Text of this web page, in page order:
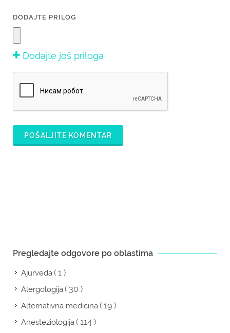
DODAJTE PRILOG
Dodajte još priloga
POŠALJITE KOMENTAR
Pregledajte odgovore po oblastima
Ajurveda( 1 )
Alergologija( 30 )
Alternativna medicina( 19 )
Anesteziologija( 114 )